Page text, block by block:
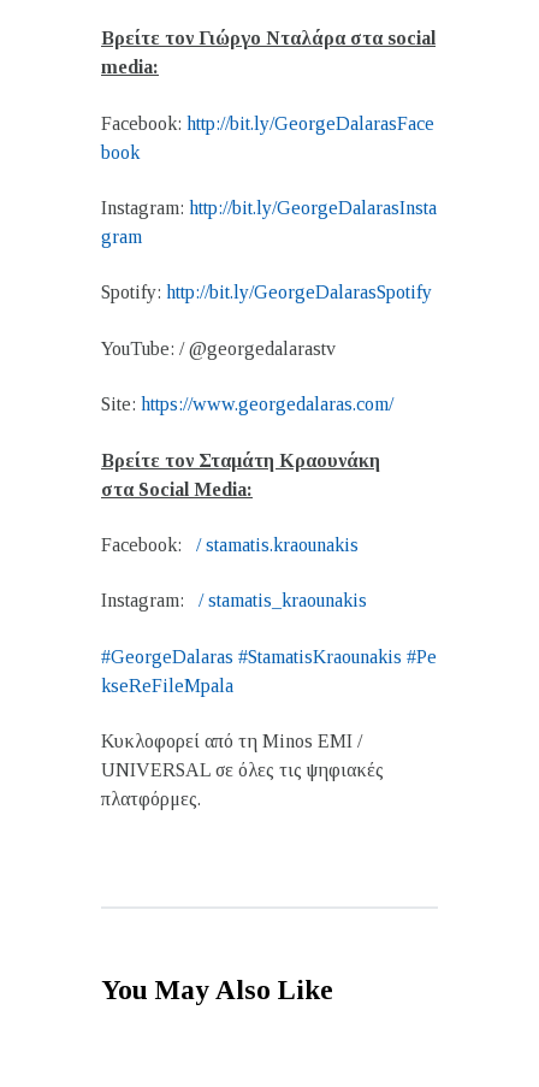
Βρείτε τον Γιώργο Νταλάρα στα social
media:
Facebook: http://bit.ly/GeorgeDalarasFace
book
Instagram: http://bit.ly/GeorgeDalarasInsta
gram
Spotify: http://bit.ly/GeorgeDalarasSpotify
YouTube: / @georgedalarastv
Site: https://www.georgedalaras.com/
Βρείτε τον Σταμάτη Κραουνάκη
στα Social Media:
Facebook: / stamatis.kraounakis
Instagram: / stamatis_kraounakis
#GeorgeDalaras #StamatisKraounakis #Pe
kseReFileMpala
Κυκλοφορεί από τη Minos EMI /
UNIVERSAL σε όλες τις ψηφιακές
πλατφόρμες.
You May Also Like